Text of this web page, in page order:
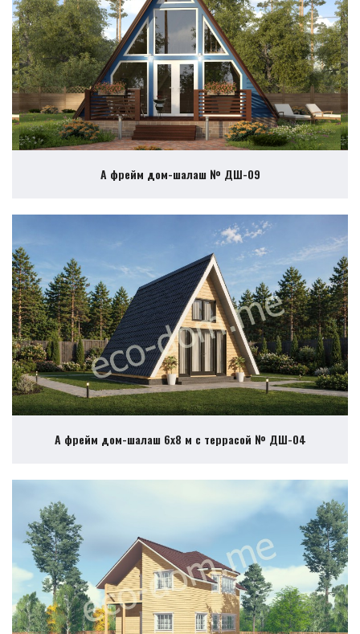
А фрейм дом-шалаш № ДШ-09
А фрейм дом-шалаш 6х8 м с террасой № ДШ-04